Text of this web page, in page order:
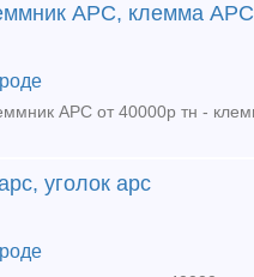
АРС, клемма АРС
уголок арс